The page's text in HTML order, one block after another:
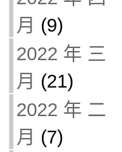
月 (9)
2022 年 三
月 (21)
2022 年 二
月 (7)